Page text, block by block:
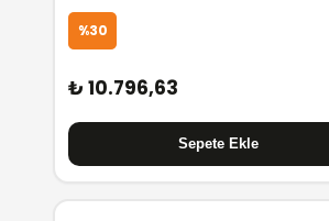
%30
₺ 10.796,63